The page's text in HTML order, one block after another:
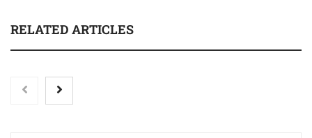
RELATED ARTICLES